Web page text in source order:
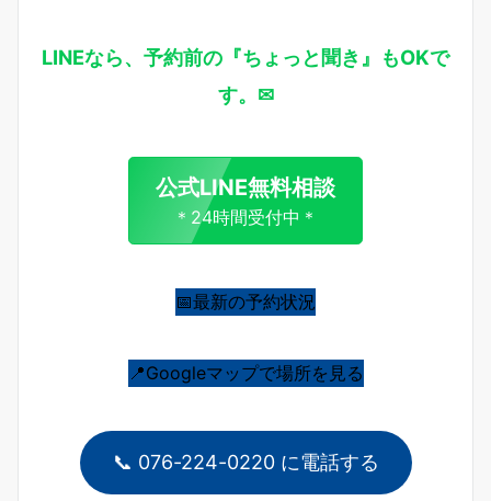
LINEなら、予約前の『ちょっと聞き』もOKで
す。✉
公式LINE無料相談
＊24時間受付中＊
📅最新の予約状況
📍Googleマップで場所を見る
📞 076-224-0220 に電話する